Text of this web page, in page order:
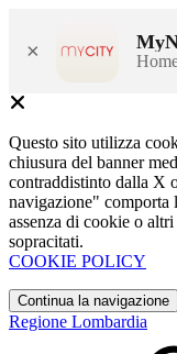
×
Questo sito utilizza
chiusura del banner
contraddistinto dalla X
navigazione" comporta
assenza di cookie o
sopracitati.
COOKIE POLICY
Continua la navigazione
Regione Lombardia